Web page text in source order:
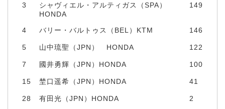
3
シャヴィエル・アルティガス（SPA）
HONDA
149
4 バリー・バルトゥス（BEL）KTM 146
5 山中琉聖（JPN） HONDA 122
7 國井勇輝（JPN）HONDA 100
15 埜口遥希（JPN）HONDA 41
28 有田光（JPN）HONDA 2